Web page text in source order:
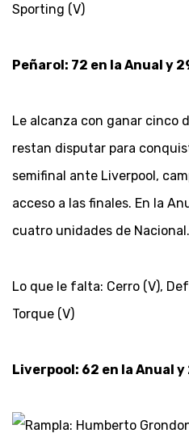
Sporting (V)
Peñarol: 72 en la Anual y
Le alcanza con ganar cinco
restan disputar para
semifinal ante Liverpool,
acceso a las finales. En la
cuatro unidades de Nacional.
Lo que le falta: Cerro (V),
Torque (V)
Liverpool: 62 en la Anual